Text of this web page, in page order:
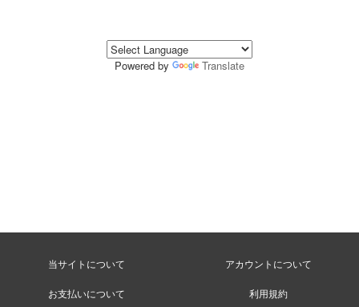
Powered by Translate
当サイトについて アカウントについて
お支払いについて 利用規約